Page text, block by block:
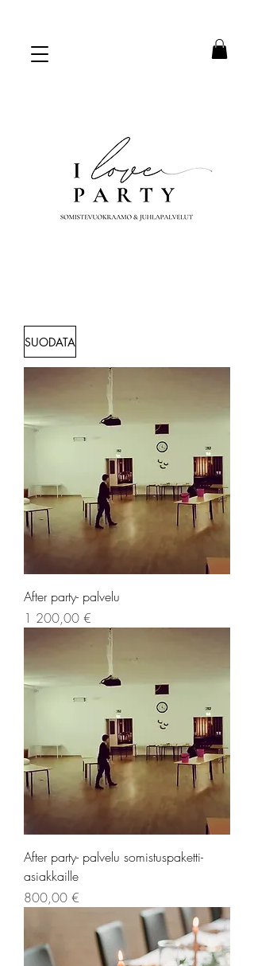
SUODATA
After party- palvelu
Hinta
1 200,00 €
After party- palvelu somistuspaketti-
asiakkaille
Hinta
800,00 €